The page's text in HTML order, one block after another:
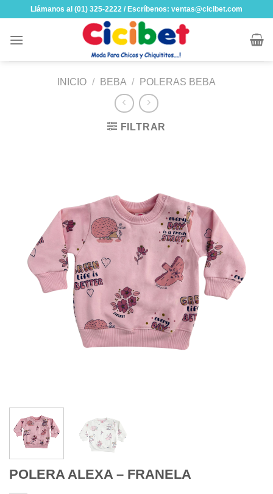
content
Llámanos al (01) 325-2222 / Escríbenos: ventas@cicibet.com
INICIO / BEBA / POLERAS BEBA
FILTRAR
POLERA ALEXA – FRANELA